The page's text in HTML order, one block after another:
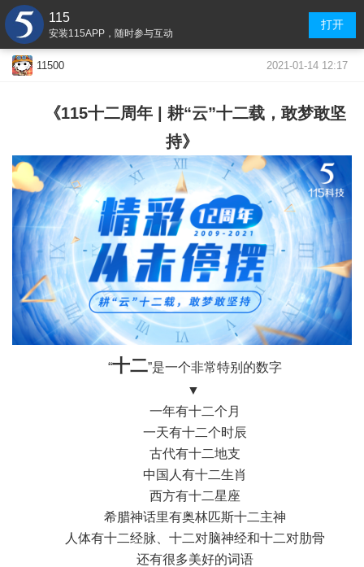
115
安装115APP，随时参与互动
打开
11500 2021-01-14 12:17
《115十二周年 | 耕“云”十二载，敢梦敢坚
持》
“十二”是一个非常特别的数字
▼
一年有十二个月
一天有十二个时辰
古代有十二地支
中国人有十二生肖
西方有十二星座
希腊神话里有奥林匹斯十二主神
人体有十二经脉、十二对脑神经和十二对肋骨
还有很多美好的词语